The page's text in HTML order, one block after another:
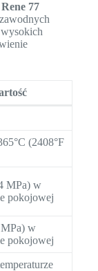
77
(2408°F
MPa) w
pokojowej
w
pokojowej